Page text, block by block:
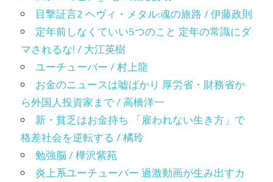
目撃証言2 ヘヴィ・メタル:魂の旅路 / 伊藤政則
定年前しなくていい5つのこと 定年の常識にダ
マされるな! / 大江英樹
ユーチューバー / 村上龍
お金のニュースは嘘ばかり 厚労省・財務省か
ら外国人投資家まで / 高橋洋一
新・貧乏はお金持ち 「雇われない生き方」で
格差社会を逆転する / 橘玲
勉強脳 / 樺沢紫苑
炎上系ユーチューバー 過激動画が生み出すカ